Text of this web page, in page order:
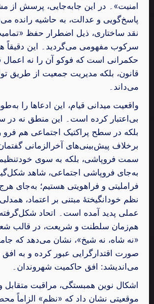
امنیت»۔ در این جابه‌جایی، پرسش از
پاسخ‌گویی و عدالت، به حاشیه رانده
نقد ساختاری، ذیل اضطرار حفظ
سرکوب مفهومی می‌گردید۔ این دقیقاً
حکمرانی است که فوکو آن را نه
قانون، بلکه مدیریت جمعیت از طریق
می‌داند۔
واقعیت میدانی قیام، این ادعاها را
بی‌اعتبار کرده است۔ این منطق نه
بلکه در سطح پراکتیک اجتماعی هم
برخلاف پیش‌بینی‌های آخرالزمانی
سمت فروپاشی، بلکه به سوی
به‌جای فروپاشی اجتماعی، شاهد
فراملیتی و فراهویتی هستیم؛ به‌جای
نظم خودانگیختهٔ مبتنی بر اعتماد،
عملی پدید آمده است۔ اتحاد
هم‌زمان سلطنت و شریعت، در قالب
«نه شاه، نه شیخ»، نشان می‌دهد که
صورت اقتدارگرایی عبور کرده و به
می‌اندیشد: افق حاکمیت شهروندان۔
اشکال نوین همبستگی، مراقبت متقابل
موقعیتی نشان داد که «نظم» الزاماً